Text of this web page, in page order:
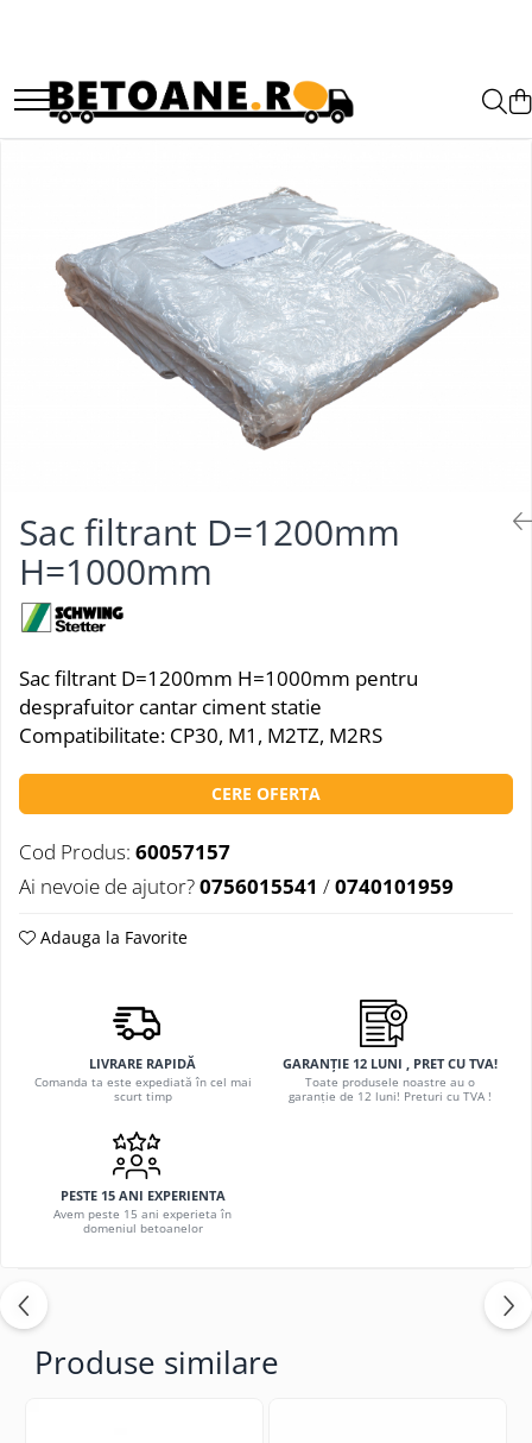
PIESE AUTOBETONIERE
AUTOBETONIERE STETTER
AUTOBETONIERE KARENA
AUTOBETONIERE INTERMIX
AUTOBETONIERE PUTZMEISTER
Sac filtrant D=1200mm
H=1000mm
Sac filtrant D=1200mm H=1000mm pentru
desprafuitor cantar ciment statie
Compatibilitate: CP30, M1, M2TZ, M2RS
CERE OFERTA
Cod Produs: 60057157
Ai nevoie de ajutor?0756015541 /0740101959
Adauga la Favorite
LIVRARE RAPIDĂ
Comanda ta este expediată în cel mai
scurt timp
GARANȚIE 12 LUNI , PRET CU TVA!
Toate produsele noastre au o
garanție de 12 luni! Preturi cu TVA !
PESTE 15 ANI EXPERIENTA
Avem peste 15 ani experieta în
domeniul betoanelor
Produse similare